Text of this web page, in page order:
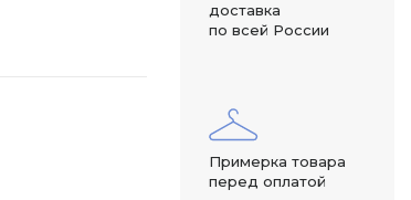
доставка
по всей России
Примерка товара
перед оплатой